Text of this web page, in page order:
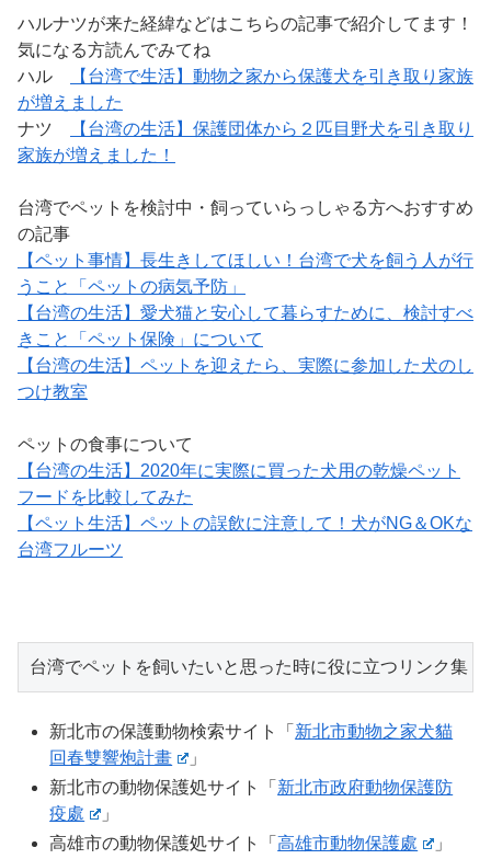
ハルナツが来た経緯などはこちらの記事で紹介してます！
気になる方読んでみてね
ハル
【台湾で生活】動物之家から保護犬を引き取り家族
が増えました
ナツ
【台湾の生活】保護団体から２匹目野犬を引き取り
家族が増えました！
台湾でペットを検討中・飼っていらっしゃる方へおすすめ
の記事
【ペット事情】長生きしてほしい！台湾で犬を飼う人が行
うこと「ペットの病気予防」
【台湾の生活】愛犬猫と安心して暮らすために、検討すべ
きこと「ペット保険」について
【台湾の生活】ペットを迎えたら、実際に参加した犬のし
つけ教室
ペットの食事について
【台湾の生活】2020年に実際に買った犬用の乾燥ペット
フードを比較してみた
【ペット生活】ペットの誤飲に注意して！犬がNG＆OKな
台湾フルーツ
台湾でペットを飼いたいと思った時に役に立つリンク集
新北市の保護動物検索サイト「 新北市動物之家犬貓
回春雙響炮計畫
」
新北市の動物保護処サイト「 新北市政府動物保護防
疫處
」
高雄市の動物保護処サイト「高雄市動物保護處
」